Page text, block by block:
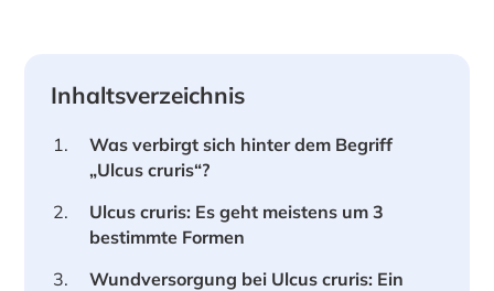
Inhaltsverzeichnis
Was verbirgt sich hinter dem Begriff
„Ulcus cruris“?
Ulcus cruris: Es geht meistens um 3
bestimmte Formen
Wundversorgung bei Ulcus cruris: Ein